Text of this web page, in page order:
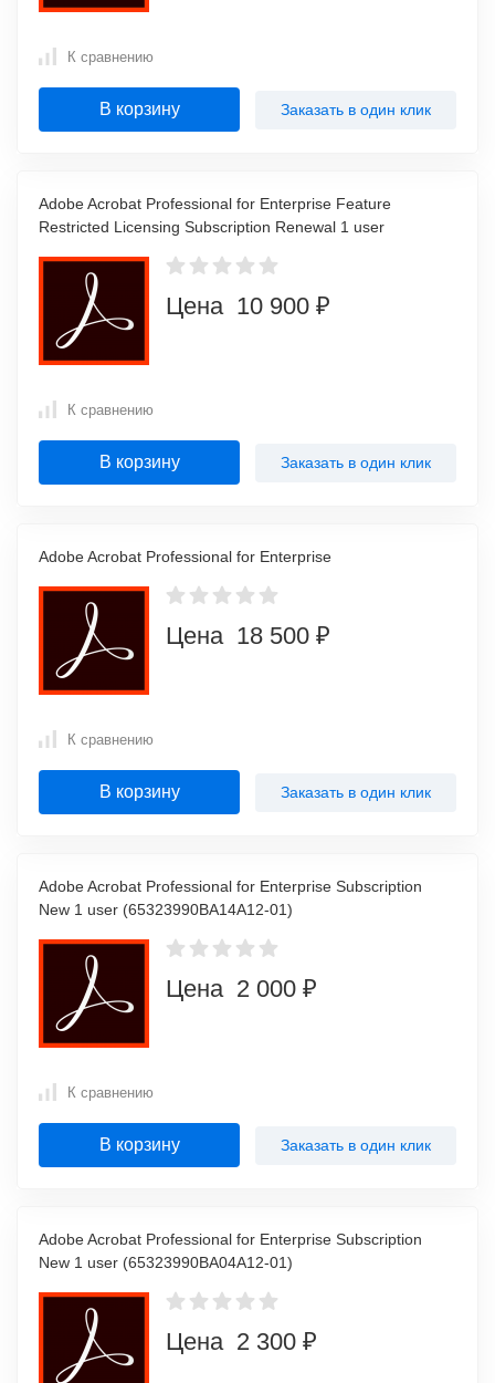
К сравнению
В корзину Заказать в один клик
Adobe Acrobat Professional for Enterprise Feature
Restricted Licensing Subscription Renewal 1 user
Цена 10 900 ₽
К сравнению
В корзину Заказать в один клик
Adobe Acrobat Professional for Enterprise
Цена 18 500 ₽
К сравнению
В корзину Заказать в один клик
Adobe Acrobat Professional for Enterprise Subscription
New 1 user (65323990BA14A12-01)
Цена 2 000 ₽
К сравнению
В корзину Заказать в один клик
Adobe Acrobat Professional for Enterprise Subscription
New 1 user (65323990BA04A12-01)
Цена 2 300 ₽